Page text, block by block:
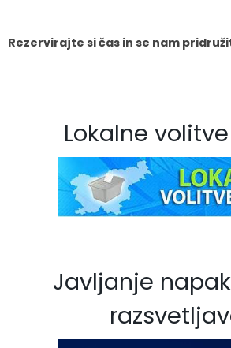
Rezervirajte si čas in se nam
Lokalne
Javljanje